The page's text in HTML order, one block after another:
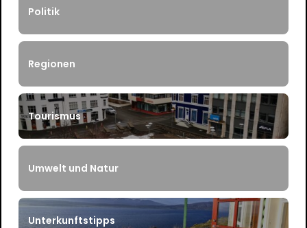
Politik
Regionen
Tourismus
Umwelt und Natur
Unterkunftstipps